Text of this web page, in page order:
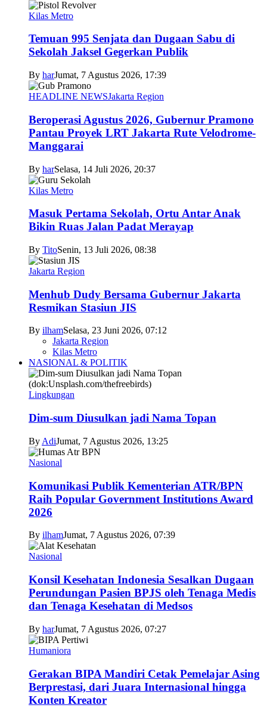
Kilas Metro
Temuan 995 Senjata dan Dugaan Sabu di
Sekolah Jaksel Gegerkan Publik
By harJumat, 7 Agustus 2026, 17:39
HEADLINE NEWSJakarta Region
Beroperasi Agustus 2026, Gubernur Pramono
Pantau Proyek LRT Jakarta Rute Velodrome-
Manggarai
By harSelasa, 14 Juli 2026, 20:37
Kilas Metro
Masuk Pertama Sekolah, Ortu Antar Anak
Bikin Ruas Jalan Padat Merayap
By TitoSenin, 13 Juli 2026, 08:38
Jakarta Region
Menhub Dudy Bersama Gubernur Jakarta
Resmikan Stasiun JIS
By ilhamSelasa, 23 Juni 2026, 07:12
Jakarta Region
Kilas Metro
NASIONAL & POLITIK
Lingkungan
Dim-sum Diusulkan jadi Nama Topan
By AdiJumat, 7 Agustus 2026, 13:25
Nasional
Komunikasi Publik Kementerian ATR/BPN
Raih Popular Government Institutions Award
2026
By ilhamJumat, 7 Agustus 2026, 07:39
Nasional
Konsil Kesehatan Indonesia Sesalkan Dugaan
Perundungan Pasien BPJS oleh Tenaga Medis
dan Tenaga Kesehatan di Medsos
By harJumat, 7 Agustus 2026, 07:27
Humaniora
Gerakan BIPA Mandiri Cetak Pemelajar Asing
Berprestasi, dari Juara Internasional hingga
Konten Kreator